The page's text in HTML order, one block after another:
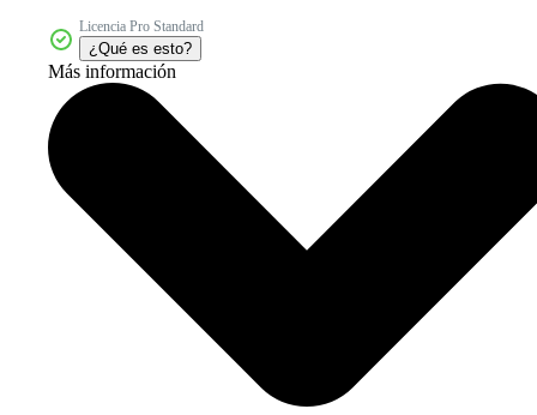
Licencia Pro Standard
¿Qué es esto?
Más información